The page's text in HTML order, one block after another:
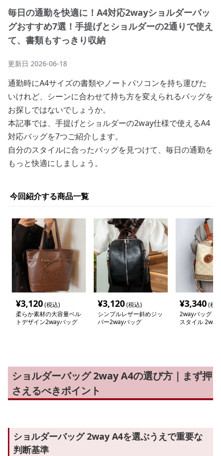
毎日の通勤を快適に！A4対応2wayショルダーバッ
グおすすめ7選！手提げとショルダーの2通りで使え
て、書類もすっきり収納
更新日 2026-06-18
通勤時にA4サイズの書類やノートパソコンを持ち運びた
いけれど、シーンに合わせて持ち方を変えられるバッグを
お探しではないでしょうか。
本記事では、手提げとショルダーの2way仕様で使えるA4
対応バッグを7つご紹介します。
自分のスタイルに合ったバッグを見つけて、毎日の通勤を
もっと快適にしましょう。
今回紹介する商品一覧
¥3,120(税込)
柔らか素材の大容量ベル
トデザイン2wayバッグ
¥3,120(税込)
シンプルレザー斜めジッ
パー2wayバッグ
¥3,340(税
2wayバッグ ク
スタイル 2way
ショルダーバッグ 2way A4の選び方｜まず押
さえるべきポイント
ショルダーバッグ 2way A4を選ぶうえで重要な
判断基準